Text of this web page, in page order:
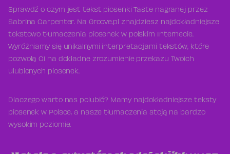
Sprawdź o czym jest tekst piosenki Taste nagranej przez
Sabrina Carpenter. Na Groove.pl znajdziesz najdokładniejsze
tekstowo tłumaczenia piosenek w polskim Internecie.
Wyróżniamy się unikalnymi interpretacjami tekstów, które
pozwolą Ci na dokładne zrozumienie przekazu Twoich
ulubionych piosenek.
Dlaczego warto nas polubić? Mamy najdokładniejsze teksty
piosenek w Polsce, a nasze tłumaczenia stoją na bardzo
wysokim poziomie.